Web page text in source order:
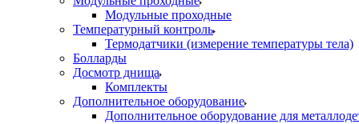
Модульные проходные
Температурный контроль
Термодатчики (измерение температуры тела)
Болларды
Досмотр днища
Комплекты
Дополнительное оборудование
Дополнительное оборудование для